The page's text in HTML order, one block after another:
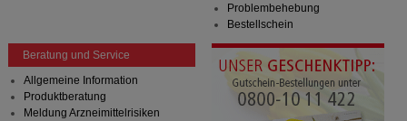
Problembehebung
Bestellschein
Beratung und Service
Allgemeine Information
Produktberatung
Meldung Arzneimittelrisiken